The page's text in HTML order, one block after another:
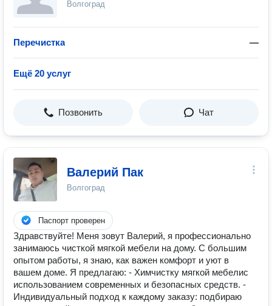
Волгоград
Перечистка —
Ещё 20 услуг
Позвонить Чат
Валерий Пак
Волгоград
Паспорт проверен
Здравствуйте! Меня зовут Валерий, я профессионально
занимаюсь чисткой мягкой мебели на дому. С большим
опытом работы, я знаю, как важен комфорт и уют в
вашем доме. Я предлагаю: - Химчистку мягкой мебелис
использованием современных и безопасных средств. -
Индивидуальный подход к каждому заказу: подбираю